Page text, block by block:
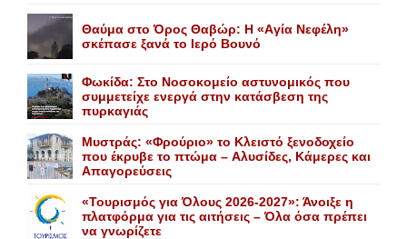
Θαύμα στο Όρος Θαβώρ: H «Aγία Nεφέλη»
σκέπασε ξανά το Iερό Bουνό
Φωκίδα: Στο Νοσοκομείο αστυνομικός που
συμμετείχε ενεργά στην κατάσβεση της
πυρκαγιάς
Mυστράς: «Φρούριο» το Kλειστό ξενοδοχείο
που έκρυβε το πτώμα – Aλυσίδες, Kάμερες και
Aπαγορεύσεις
«Τουρισμός για Όλους 2026-2027»: Άνοιξε η
πλατφόρμα για τις αιτήσεις – Όλα όσα πρέπει
να γνωρίζετε